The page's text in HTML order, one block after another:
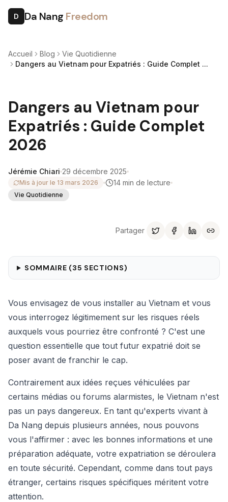
D Da Nang Freedom
Accueil Blog
Vie Quotidienne
Dangers au Vietnam pour Expatriés : Guide Complet ...
Dangers au Vietnam pour
Expatriés : Guide Complet
2026
Jérémie Chiari 29 décembre 2025
Mis à jour le 13 mars 2026 14 min de lecture
Vie Quotidienne
Partager
SOMMAIRE (35 SECTIONS)
Vous envisagez de vous installer au Vietnam et vous
vous interrogez légitimement sur les risques réels
auxquels vous pourriez être confronté ? C'est une
question essentielle que tout futur expatrié doit se
poser avant de franchir le cap.
Contrairement aux idées reçues véhiculées par
certains médias ou forums alarmistes, le Vietnam n'est
pas un pays dangereux. En tant qu'experts vivant à
Da Nang depuis plusieurs années, nous pouvons
vous l'affirmer : avec les bonnes informations et une
préparation adéquate, votre expatriation se déroulera
en toute sécurité. Cependant, comme dans tout pays
étranger, certains risques spécifiques méritent votre
attention.